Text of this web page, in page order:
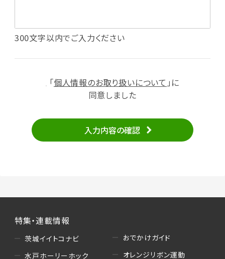
・投稿したクチコミ情報、写真の本サービスへの
・メールマガジン、お知らせ、広告等の配信
（2）ユーザーからのお問い合わせへの対応
せの内容確認、返答
・当サービスの品質改善
・読者プレゼント、アンケート等、当サービスが実
施するキャンペーンの抽選、当選者への連絡及
び発送 ・ユーザーの趣向や属性情報等の分析
300文字以内でご入力ください
「個人情報のお取り扱いについて 」に
同意しました
入力内容の確認
特集・連載情報
茨城イイトコナビ
水戸ホーリーホック
おでかけガイド
オレンジリボン運動